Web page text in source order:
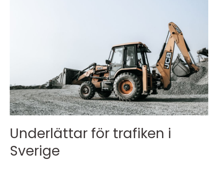
Underlättar för trafiken i
Sverige